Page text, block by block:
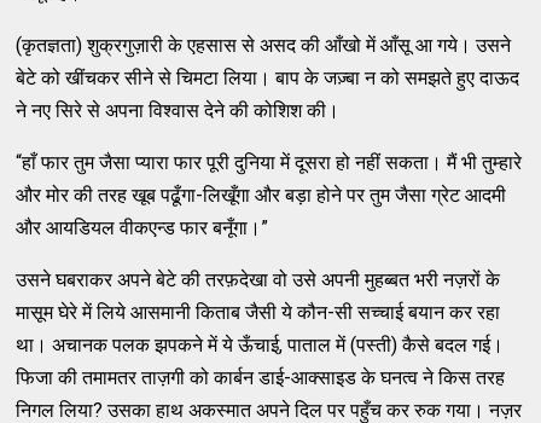
(कृतज्ञता) शुक्रगुज़ारी के एहसास से असद की आँखो में आँसू आ गये। उसने
बेटे को खींचकर सीने से चिमटा लिया। बाप के जज़्‍बा न को समझते हुए दाऊद
ने नए सिरे से अपना विश्‍वास देने की कोशिश की।
“हाँ फार तुम जैसा प्‍यारा फार पूरी दुनिया में दूसरा हो नहीं सकता। मैं भी तुम्‍हारे
और मोर की तरह खूब पढूँगा-लिखूँगा और बड़ा होने पर तुम जैसा ग्रेट आदमी
और आयडियल वीकएन्‍ड फार बनूँगा।”
उसने घबराकर अपने बेटे की तरफ़देखा वो उसे अपनी मुहब्‍बत भरी नज़रों के
मासूम घेरे में लिये आसमानी किताब जैसी ये कौन-सी सच्‍चाई बयान कर रहा
था। अचानक पलक झपकने में ये ऊँचाई, पाताल में (पस्‍ती) कैसे बदल गई।
फिजा की तमामतर ताज़गी को कार्बन डाई-आक्‍साइड के घनत्‍व ने किस तरह
निगल लिया? उसका हाथ अकस्‍मात अपने दिल पर पहुँच कर रुक गया। नज़र